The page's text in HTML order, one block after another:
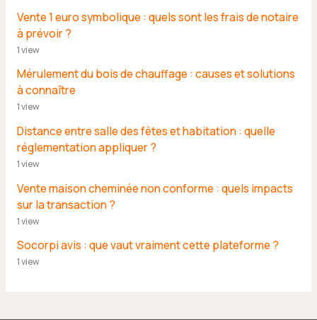
Vente 1 euro symbolique : quels sont les frais de notaire
à prévoir ?
1 view
Mérulement du bois de chauffage : causes et solutions
à connaître
1 view
Distance entre salle des fêtes et habitation : quelle
réglementation appliquer ?
1 view
Vente maison cheminée non conforme : quels impacts
sur la transaction ?
1 view
Socorpi avis : que vaut vraiment cette plateforme ?
1 view